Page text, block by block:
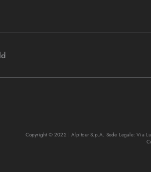
Copyright © 2022 | Alpitour S.p.A. Sede Legale: Via